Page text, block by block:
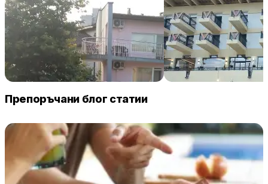
Familia Fantastiko
Китен 68 € / нощувка
Grand Hotel & Therme
Tarnovo
Велико Търново 106
Препоръчани блог статии